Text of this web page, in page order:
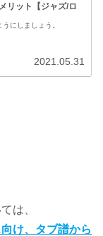
リット【ジャズ/ロ
にしましょう。
2021.05.31
は、
け、タブ譜から